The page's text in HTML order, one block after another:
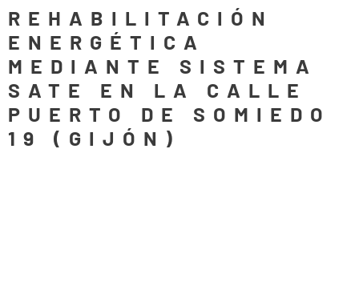
REHABILITACIÓN
ENERGÉTICA
MEDIANTE SISTEMA
SATE EN LA CALLE
PUERTO DE SOMIEDO
19 (GIJÓN)